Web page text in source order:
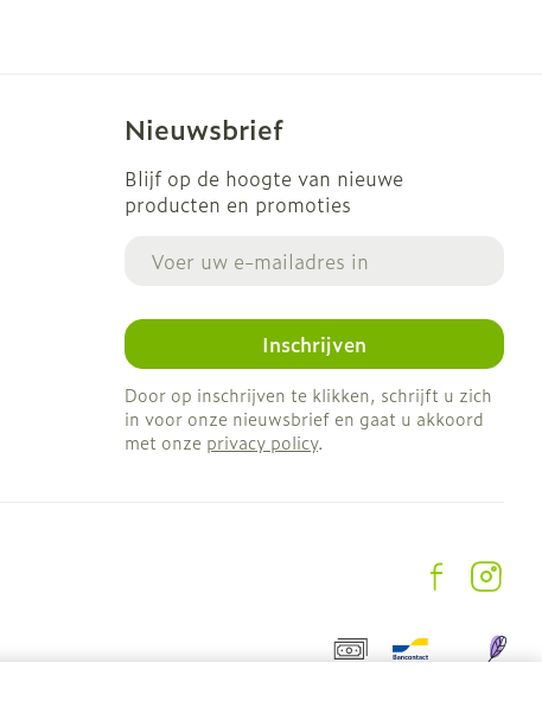
Nieuwsbrief
Blijf op de hoogte van nieuwe
producten en promoties
Inschrijven
Door op inschrijven te klikken, schrijft u zich
in voor onze nieuwsbrief en gaat u akkoord
met onze privacy policy.